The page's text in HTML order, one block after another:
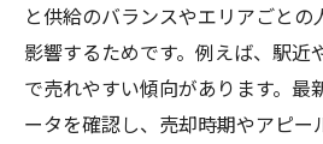
と供給のバランスやエリアごとの
影響するためです。例えば、駅近
で売れやすい傾向があります。最
ータを確認し、売却時期やアピー